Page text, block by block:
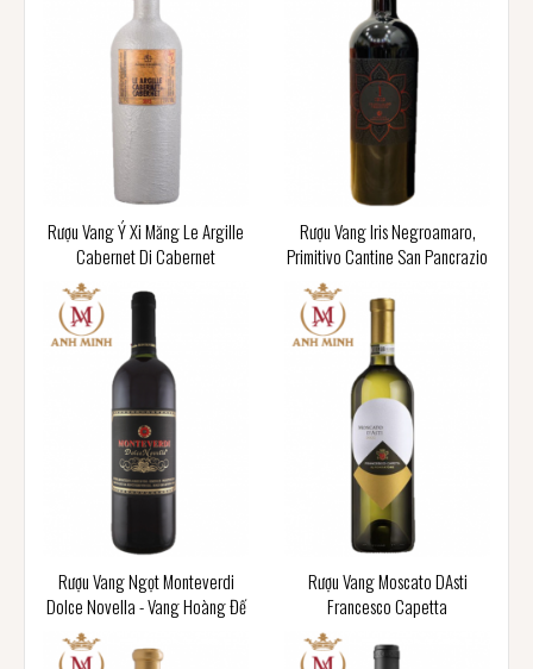
Rượu Vang Ý Xi Măng Le Argille
Cabernet Di Cabernet
Rượu Vang Iris Negroamaro,
Primitivo Cantine San Pancrazio
Rượu Vang Ngọt Monteverdi
Dolce Novella - Vang Hoàng Đế
Rượu Vang Moscato DAsti
Francesco Capetta